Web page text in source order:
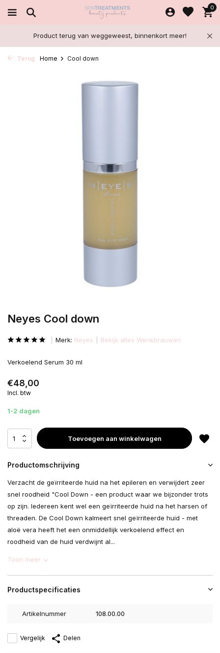
0
Product terug van weggeweest, binnenkort meer!
Terug Home Cool down
Neyes Cool down
Merk: Neyes Bekijk alles Wenkbrauwen
Verkoelend Serum 30 ml
€48,00
Incl. btw
1-2 dagen
Toevoegen aan winkelwagen
Productomschrijving
Verzacht de geïrriteerde huid na het epileren en verwijdert zeer
snel roodheid "Cool Down - een product waar we bijzonder trots
op zijn. Iedereen kent wel een geïrriteerde huid na het harsen of
threaden. De Cool Down kalmeert snel geïrriteerde huid - met
aloë vera heeft het een onmiddellijk verkoelend effect en
roodheid van de huid verdwijnt al...
Toon meer
Productspecificaties
Artikelnummer 108.00.00
Vergelijk Delen